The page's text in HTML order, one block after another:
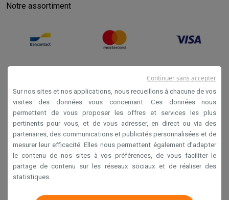
Notre assortiment
Conditions générales de vente
Privacy
Disclaimer
Cookies
Sur nos sites et nos applications, nous recueillons à chacune de vos
visites des données vous concernant. Ces données nous
permettent de vous proposer les offres et services les plus
pertinents pour vous, et de vous adresser, en direct ou via des
partenaires, des communications et publicités personnalisées et de
mesurer leur efficacité. Elles nous permettent également d’adapter
le contenu de nos sites à vos préférences, de vous faciliter le
partage de contenu sur les réseaux sociaux et de réaliser des
statistiques.
Continuer sans accepter